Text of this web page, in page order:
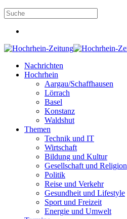
Nachrichten
Hochrhein
Aargau/Schaffhausen
Lörrach
Basel
Konstanz
Waldshut
Themen
Technik und IT
Wirtschaft
Bildung und Kultur
Gesellschaft und Religion
Politik
Reise und Verkehr
Gesundheit und Lifestyle
Sport und Freizeit
Energie und Umwelt